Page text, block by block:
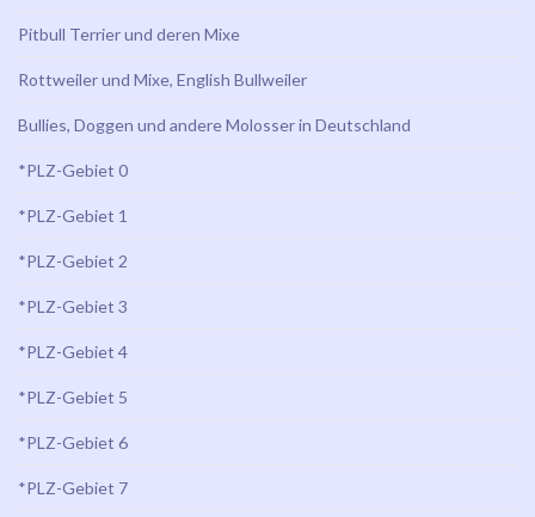
Pitbull Terrier und deren Mixe
Rottweiler und Mixe, English Bullweiler
Bullies, Doggen und andere Molosser in Deutschland
*PLZ-Gebiet 0
*PLZ-Gebiet 1
*PLZ-Gebiet 2
*PLZ-Gebiet 3
*PLZ-Gebiet 4
*PLZ-Gebiet 5
*PLZ-Gebiet 6
*PLZ-Gebiet 7